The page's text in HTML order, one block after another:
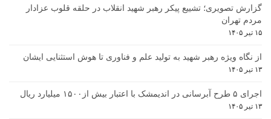
گزارش تصویری؛ تشییع پیکر رهبر شهید انقلاب در حلقه قلوب عزادار
مردم تهران
۱۵ تیر ۱۴۰۵
از نگاه ویژه رهبر شهید به تولید علم و فناوری تا هوش استثنایی ایشان
۱۳ تیر ۱۴۰۵
اجرای ۵ طرح آبرسانی در اندیمشک با اعتبار بیش از۱۵۰۰ میلیارد ریال
۱۳ تیر ۱۴۰۵